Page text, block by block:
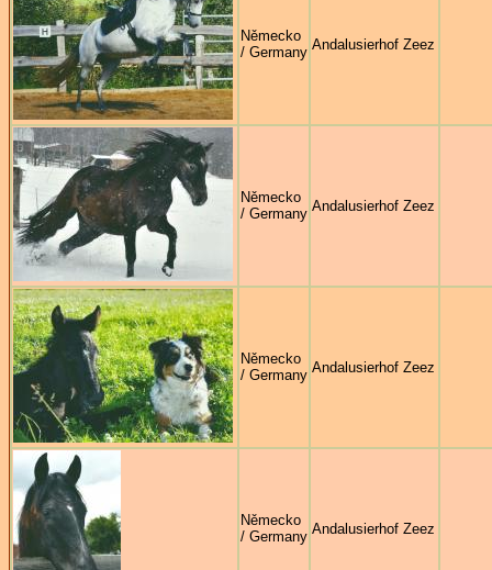
Německo
/ Germany Andalusierhof Zeez
Německo
/ Germany Andalusierhof Zeez
Německo
/ Germany Andalusierhof Zeez
Německo
/ Germany Andalusierhof Zeez